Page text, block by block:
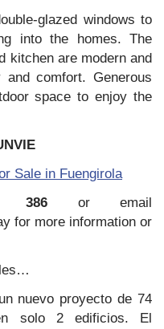
glazed windows to
into the homes. The
kitchen are modern and
and comfort. Generous
space to enjoy the
Sale in Fuengirola
386 or email
for more information or
nuevo proyecto de 74
solo 2 edificios. El